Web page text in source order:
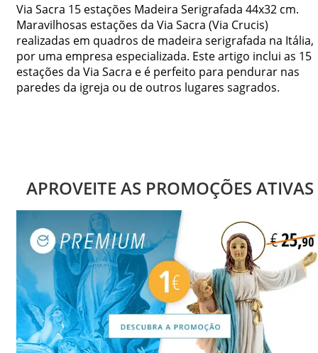
Via Sacra 15 estações Madeira Serigrafada 44x32 cm.
Maravilhosas estações da Via Sacra (Via Crucis)
realizadas em quadros de madeira serigrafada na Itália,
por uma empresa especializada. Este artigo inclui as 15
estações da Via Sacra e é perfeito para pendurar nas
paredes da igreja ou de outros lugares sagrados.
APROVEITE AS PROMOÇÕES ATIVAS